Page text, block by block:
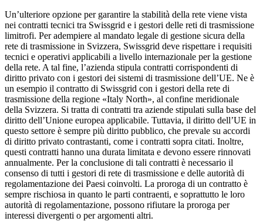
Un’ulteriore opzione per garantire la stabilità della rete viene vista
nei contratti tecnici tra Swissgrid e i gestori delle reti di trasmissione
limitrofi. Per adempiere al mandato legale di gestione sicura della
rete di trasmissione in Svizzera, Swissgrid deve rispettare i requisiti
tecnici e operativi applicabili a livello internazionale per la gestione
della rete. A tal fine, l’azienda stipula contratti corrispondenti di
diritto privato con i gestori dei sistemi di trasmissione dell’UE. Ne è
un esempio il contratto di Swissgrid con i gestori della rete di
trasmissione della regione «Italy North», al confine meridionale
della Svizzera. Si tratta di contratti tra aziende stipulati sulla base del
diritto dell’Unione europea applicabile. Tuttavia, il diritto dell’UE in
questo settore è sempre più diritto pubblico, che prevale su accordi
di diritto privato contrastanti, come i contratti sopra citati. Inoltre,
questi contratti hanno una durata limitata e devono essere rinnovati
annualmente. Per la conclusione di tali contratti è necessario il
consenso di tutti i gestori di rete di trasmissione e delle autorità di
regolamentazione dei Paesi coinvolti. La proroga di un contratto è
sempre rischiosa in quanto le parti contraenti, e soprattutto le loro
autorità di regolamentazione, possono rifiutare la proroga per
interessi divergenti o per argomenti altri.